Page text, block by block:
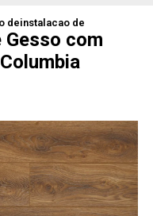
gesso
de forro de gesso abc
instalacao de forro de
com